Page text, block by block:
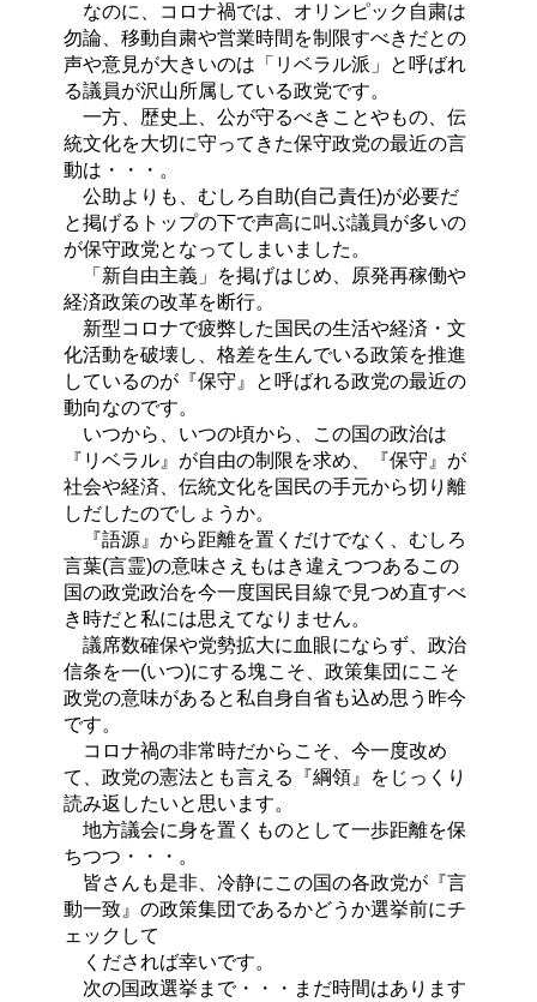
なのに、コロナ禍では、オリンピック自粛は
勿論、移動自粛や営業時間を制限すべきだとの
声や意見が大きいのは「リベラル派」と呼ばれ
る議員が沢山所属している政党です。
一方、歴史上、公が守るべきことやもの、伝
統文化を大切に守ってきた保守政党の最近の言
動は・・・。
公助よりも、むしろ自助(自己責任)が必要だ
と掲げるトップの下で声高に叫ぶ議員が多いの
が保守政党となってしまいました。
「新自由主義」を掲げはじめ、原発再稼働や
経済政策の改革を断行。
新型コロナで疲弊した国民の生活や経済・文
化活動を破壊し、格差を生んでいる政策を推進
しているのが『保守』と呼ばれる政党の最近の
動向なのです。
いつから、いつの頃から、この国の政治は
『リベラル』が自由の制限を求め、『保守』が
社会や経済、伝統文化を国民の手元から切り離
しだしたのでしょうか。
『語源』から距離を置くだけでなく、むしろ
言葉(言霊)の意味さえもはき違えつつあるこの
国の政党政治を今一度国民目線で見つめ直すべ
き時だと私には思えてなりません。
議席数確保や党勢拡大に血眼にならず、政治
信条を一(いつ)にする塊こそ、政策集団にこそ
政党の意味があると私自身自省も込め思う昨今
です。
コロナ禍の非常時だからこそ、今一度改め
て、政党の憲法とも言える『綱領』をじっくり
読み返したいと思います。
地方議会に身を置くものとして一歩距離を保
ちつつ・・・。
皆さんも是非、冷静にこの国の各政党が『言
動一致』の政策集団であるかどうか選挙前にチ
ェックして
くだされば幸いです。
次の国政選挙まで・・・まだ時間はあります